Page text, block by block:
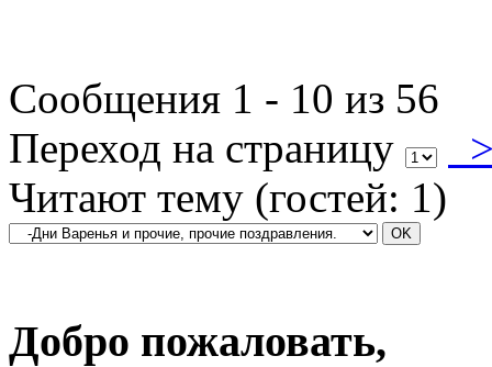
Сообщения 1 - 10 из 56
Переход на страницу
Читают тему (гостей: 1)
Добро пожаловать,